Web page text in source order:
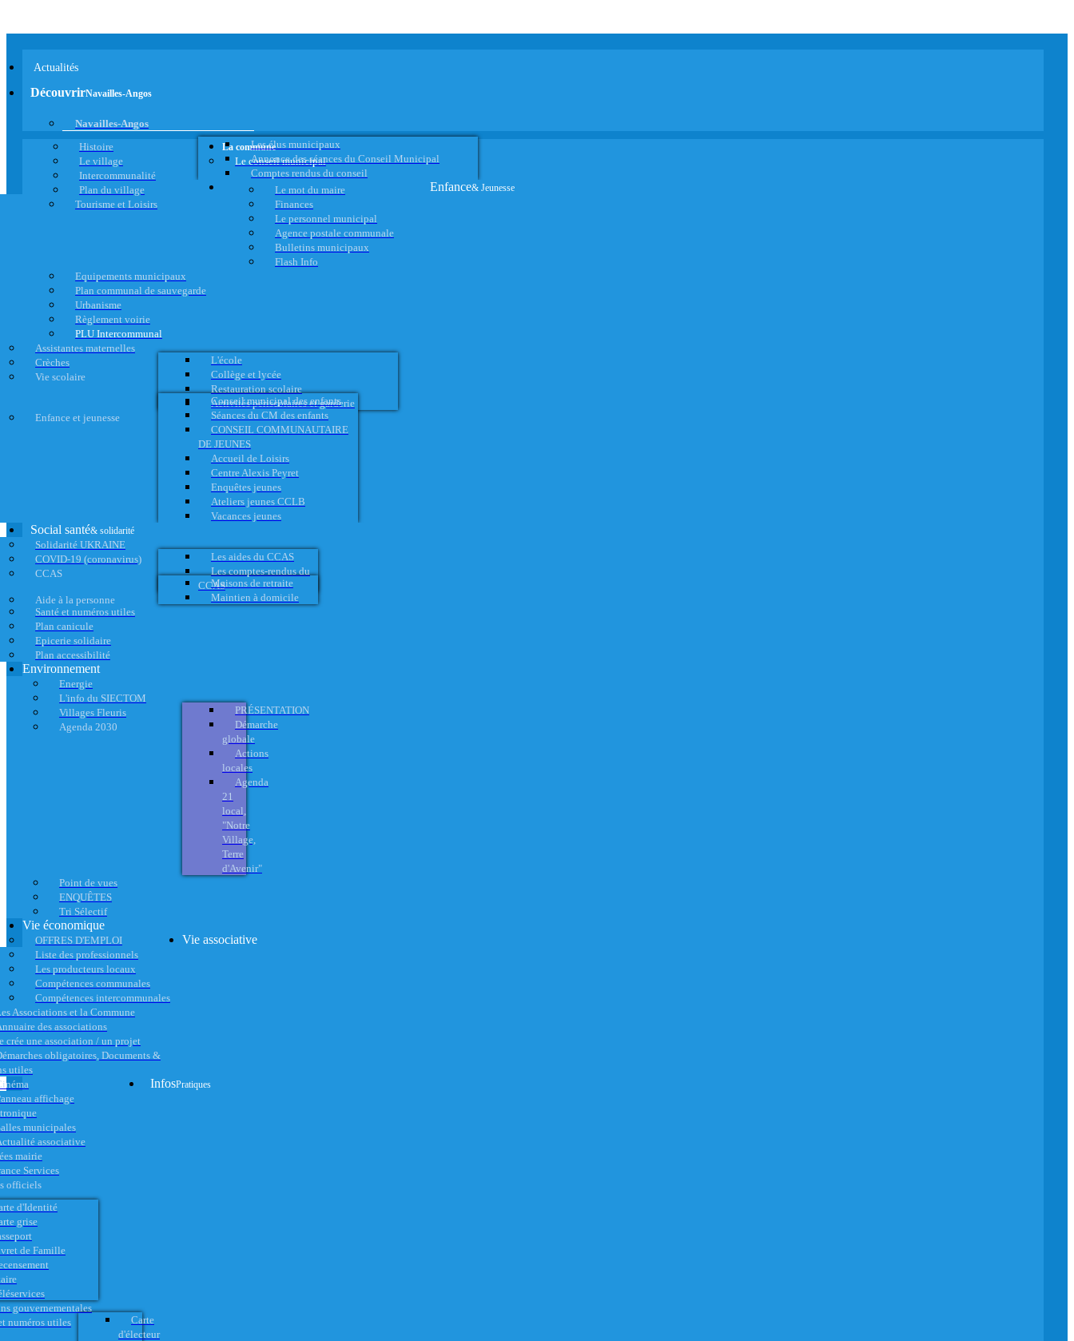
Actualités
DécouvrirNavailles-Angos
Navailles-Angos
Histoire
Le village
Intercommunalité
Plan du village
Tourisme et Loisirs
La commune
Le conseil municipal
Les élus municipaux
Annonce des séances du Conseil Municipal
Comptes rendus du conseil
Le mot du maire
Finances
Le personnel municipal
Agence postale communale
Bulletins municipaux
Flash Info
Equipements municipaux
Plan communal de sauvegarde
Urbanisme
Règlement voirie
PLU Intercommunal
Enfance& Jeunesse
Assistantes maternelles
Crèches
Vie scolaire
L'école
Collège et lycée
Restauration scolaire
Activités périscolaires et garderie
Enfance et jeunesse
Conseil municipal des enfants
Séances du CM des enfants
CONSEIL COMMUNAUTAIRE
DE JEUNES
Accueil de Loisirs
Centre Alexis Peyret
Enquêtes jeunes
Ateliers jeunes CCLB
Vacances jeunes
Social santé& solidarité
Solidarité UKRAINE
COVID-19 (coronavirus)
CCAS
Les aides du CCAS
Les comptes-rendus du
CCAS
Aide à la personne
Maisons de retraite
Maintien à domicile
Santé et numéros utiles
Plan canicule
Epicerie solidaire
Plan accessibilité
Environnement
Energie
L'info du SIECTOM
Villages Fleuris
Agenda 2030
PRÉSENTATION
Démarche
globale
Actions
locales
Agenda
21
local,
"Notre
Village,
Terre
d'Avenir"
Point de vues
ENQUÊTES
Tri Sélectif
Vie économique
OFFRES D'EMPLOI
Liste des professionnels
Les producteurs locaux
Compétences communales
Compétences intercommunales
Vie associative
Associations et la Commune
des associations
crée une association / un projet
obligatoires, Documents &
utiles
affichage
municipales
associative
InfosPratiques
mairie
Services
officiels
d'Identité
grise
de Famille
gouvernementales
numéros utiles
Carte
d'électeur